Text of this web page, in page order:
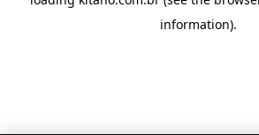
information).